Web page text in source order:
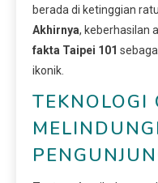
berada di ketinggian
Akhirnya, keberhasilan
fakta Taipei 101
ikonik.
TEKNOLOGI